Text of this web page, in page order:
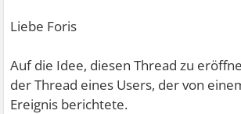
Liebe Foris
Auf die Idee, diesen Thread zu
der Thread eines Users, der von
Ereignis berichtete.